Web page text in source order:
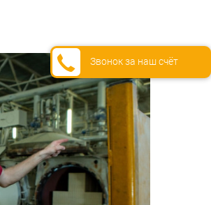
Звонок за наш счёт